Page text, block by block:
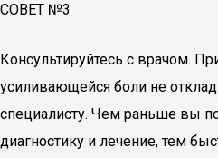
СОВЕТ №3
Консультируйтесь с врачом.
усиливающейся боли не
специалисту. Чем раньше вы
диагностику и лечение, тем